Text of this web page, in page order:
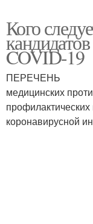
Кого
COVID-19
ПЕРЕЧЕНЬ
медицинских
коронавирусной